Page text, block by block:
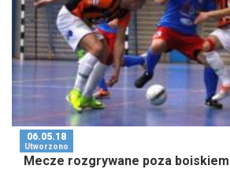
06.05.18
Utworzono
Mecze rozgrywane poza boiskiem